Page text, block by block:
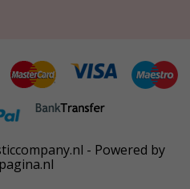
- Powered by